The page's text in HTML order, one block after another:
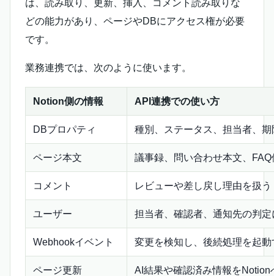
は、読み取り、更新、挿入、コメント読み取りな
どの能力があり、ページやDBにアクセス権が必要
です。
業務連携では、次のように使います。
Notion側の情報 API連携での使い方
DBプロパティ 種別、ステータス、担当者、
ページ本文 議事録、問い合わせ本文、
コメント レビューや差し戻し理由を扱う
ユーザー 担当者、確認者、通知先の判定
Webhookイベント 変更を検知し、後続処理を起動
ページ更新 AI結果や確認済み情報をNotion